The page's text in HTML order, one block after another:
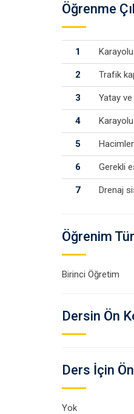
Öğrenme
1
2 Trafik
3 Yatay
4
5
6 Gerekli
7 Drenaj
Öğrenim
Birinci Öğretim
Dersin Ön
Ders İçin
Yok